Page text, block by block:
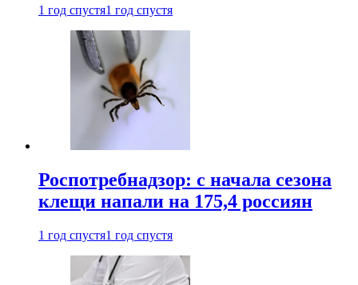
1 год спустя1 год спустя
Роспотребнадзор: с начала сезона
клещи напали на 175,4 россиян
1 год спустя1 год спустя